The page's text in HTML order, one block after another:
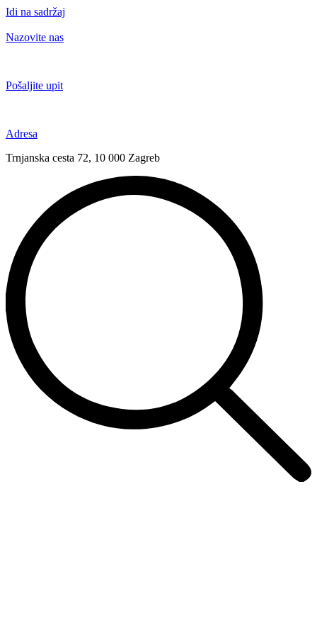
Idi na sadržaj
Nazovite nas
Pošaljite upit
Adresa
Trnjanska cesta 72, 10 000 Zagreb